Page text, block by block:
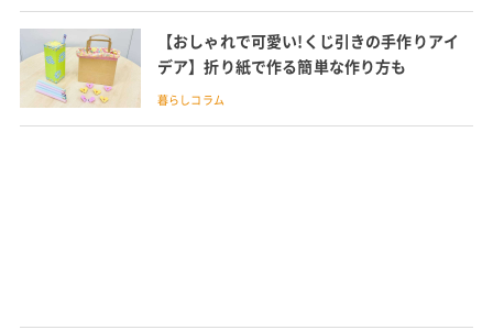
【おしゃれで可愛い!くじ引きの手作りアイ
デア】折り紙で作る簡単な作り方も
暮らしコラム